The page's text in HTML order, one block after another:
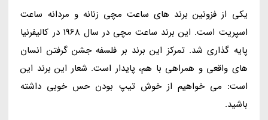
یکی از فزونین برند های ساعت مچی زنانه و مردانه ساعت
اسپریت است. این برند ساعت مچی در سال 1968 در کالیفرنیا
پایه گذاری شد. تمرکز این برند بر فلسفه جشن گرفتن انسان
های واقعی و همراهی با هم، پایدار است. شعار این برند این
است: می خواهیم از خوش تیپ بودن حس خوبی داشته
باشید.